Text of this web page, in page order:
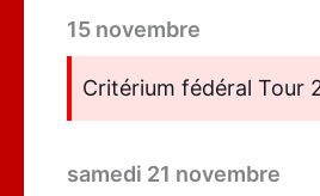
15 novembre
Critérium fédéral Tour
samedi 21 novembre